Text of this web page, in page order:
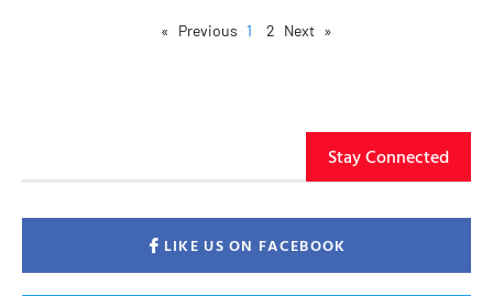
« Previous
1 2 Next »
Stay Connected
LIKE US ON FACEBOOK